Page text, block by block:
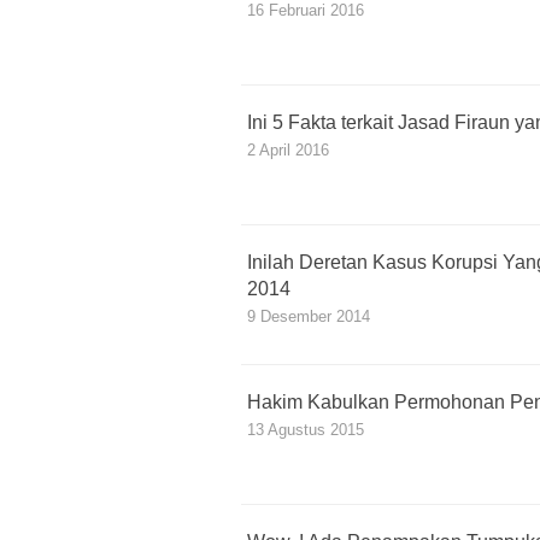
16 Februari 2016
Ini 5 Fakta terkait Jasad Firaun
2 April 2016
Inilah Deretan Kasus Korupsi
2014
9 Desember 2014
Hakim Kabulkan Permohonan
13 Agustus 2015